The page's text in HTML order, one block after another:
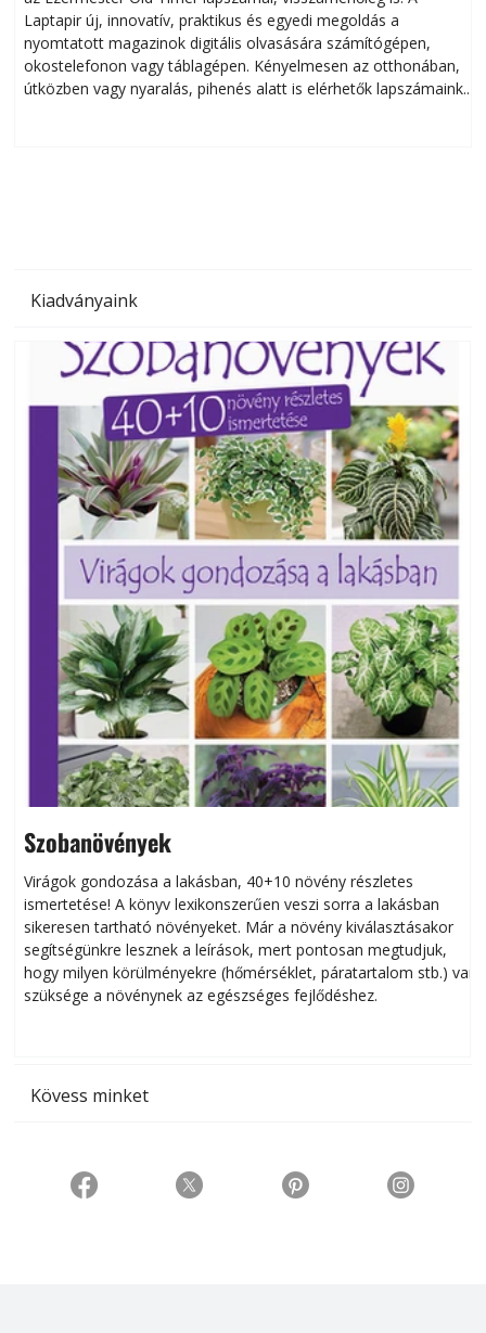
Laptapir új, innovatív, praktikus és egyedi megoldás a
nyomtatott magazinok digitális olvasására számítógépen,
okostelefonon vagy táblagépen. Kényelmesen az otthonában,
útközben vagy nyaralás, pihenés alatt is elérhetők lapszámaink.
Kiadványaink
Szobanövények
Virágok gondozása a lakásban, 40+10 növény részletes
ismertetése! A könyv lexikonszerűen veszi sorra a lakásban
sikeresen tart­ha­tó növényeket. Már a növény kiválasztásakor
segítségünkre lesznek a leírások, mert pontosan megtudjuk,
hogy milyen körülményekre (hőmérséklet, páratartalom stb.) van
szüksége a növénynek az egészséges fejlődéshez.
Kövess minket